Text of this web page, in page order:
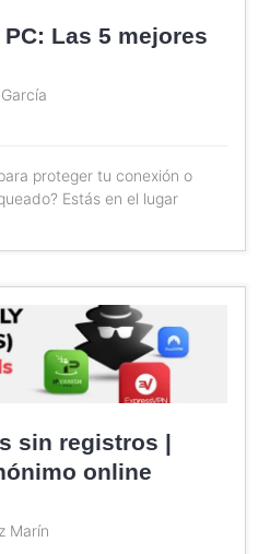
Las 5 mejores
proteger tu conexión o
Estás en el lugar
sin registros |
online
Marín